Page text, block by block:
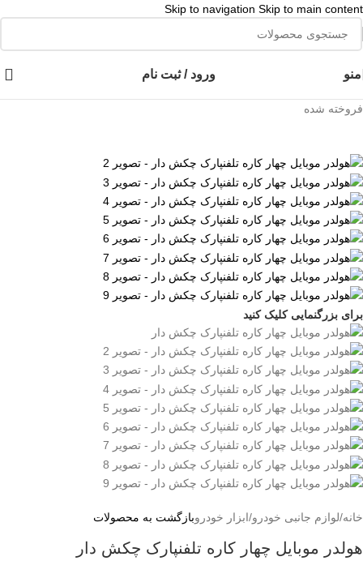
Skip to navigation Skip to main content
منو ورود / ثبت نام
فروخته شده
برای بزرگنمایی کلیک کنید
خانه/لوازم جانبی خودرو/ابزار خودروبازگشت به محصولات
هولدر موبایل چهار کاره تلفنپارک چکش دار